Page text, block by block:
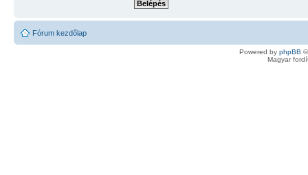
Fórum kezdőlap
Powered by phpBB
Magyar